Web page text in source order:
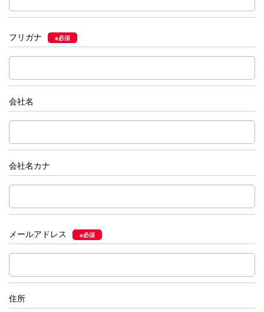
フリガナ ※必須
会社名
会社名カナ
メールアドレス ※必須
住所